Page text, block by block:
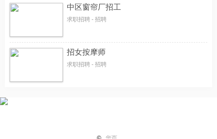
中区窗帘厂招工
求职招聘 - 招聘
招女按摩师
求职招聘 - 招聘